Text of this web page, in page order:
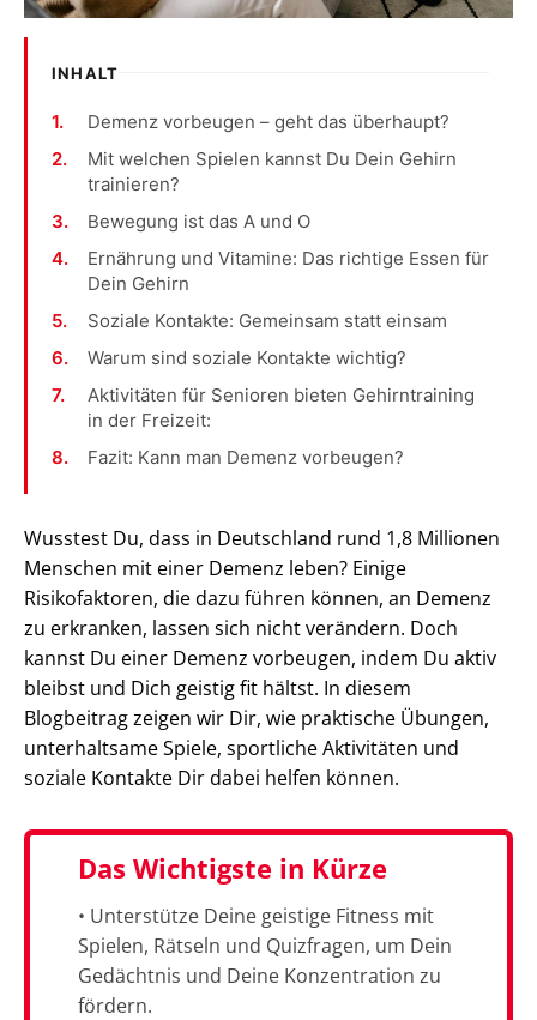
INHALT
Demenz vorbeugen – geht das überhaupt?
Mit welchen Spielen kannst Du Dein Gehirn
trainieren?
Bewegung ist das A und O
Ernährung und Vitamine: Das richtige Essen für
Dein Gehirn
Soziale Kontakte: Gemeinsam statt einsam
Warum sind soziale Kontakte wichtig?
Aktivitäten für Senioren bieten Gehirntraining
in der Freizeit:
Fazit: Kann man Demenz vorbeugen?
Wusstest Du, dass in Deutschland rund 1,8 Millionen
Menschen mit einer Demenz leben? Einige
Risikofaktoren, die dazu führen können, an Demenz
zu erkranken, lassen sich nicht verändern. Doch
kannst Du einer Demenz vorbeugen, indem Du aktiv
bleibst und Dich geistig fit hältst. In diesem
Blogbeitrag zeigen wir Dir, wie praktische Übungen,
unterhaltsame Spiele, sportliche Aktivitäten und
soziale Kontakte Dir dabei helfen können.
Das Wichtigste in Kürze
• Unterstütze Deine geistige Fitness mit
Spielen, Rätseln und Quizfragen, um Dein
Gedächtnis und Deine Konzentration zu
fördern.